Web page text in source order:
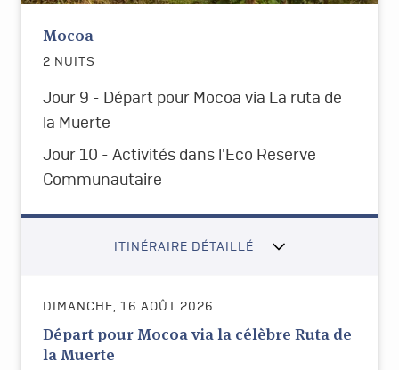
Mocoa
2 NUITS
Jour 9 - Départ pour Mocoa via La ruta de
la Muerte
Jour 10 - Activités dans l'Eco Reserve
Communautaire
ITINÉRAIRE DÉTAILLÉ
DIMANCHE, 16 AOÛT 2026
Départ pour Mocoa via la célèbre Ruta de
la Muerte